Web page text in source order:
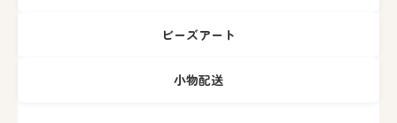
ビーズアート
小物配送